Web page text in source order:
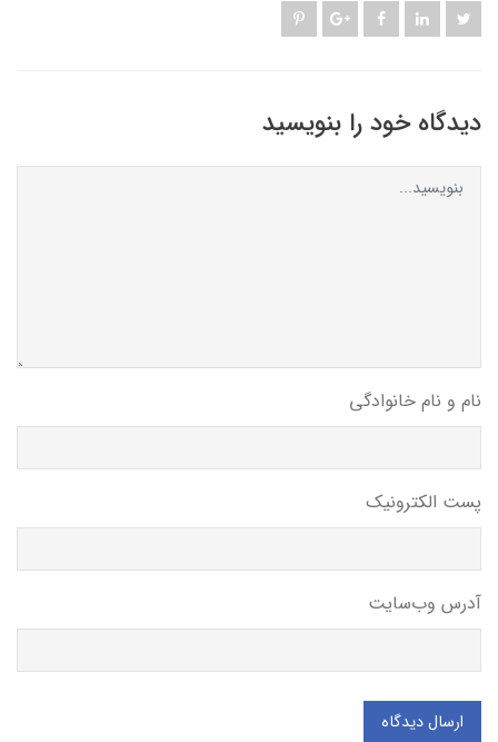
دیدگاه خود را بنویسید
نام و نام خانوادگی
پست الکترونیک
آدرس وب‌سایت
ارسال دیدگاه